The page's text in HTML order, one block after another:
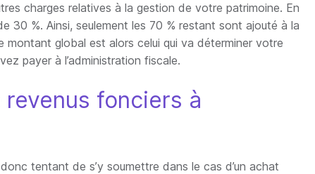
charges relatives à la gestion de votre patrimoine. En
30 %. Ainsi, seulement les 70 % restant sont ajouté à la
montant global est alors celui qui va déterminer votre
payer à l’administration fiscale.
fonciers à
tentant de s’y soumettre dans le cas d’un achat